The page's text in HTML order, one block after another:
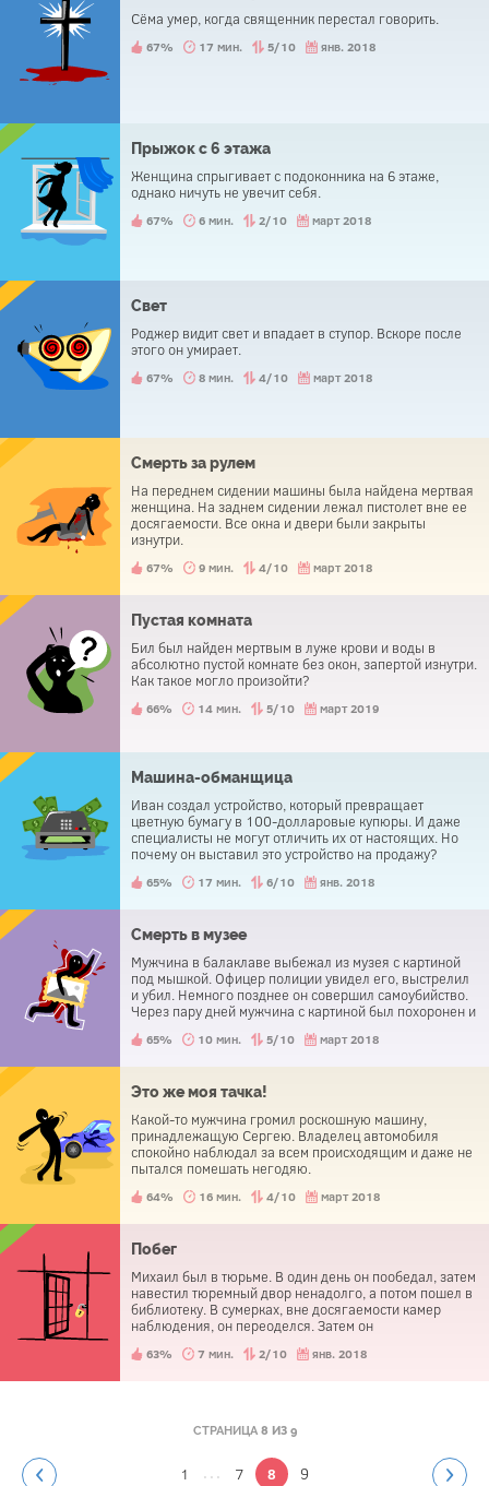
Сёма умер, когда священник перестал говорить.
67% 17 мин. 5/10 янв. 2018
Прыжок с 6 этажа
Женщина cпрыгивает с подоконника на 6 этаже,
однако ничуть не увечит себя.
67% 6 мин. 2/10 март 2018
Свет
Роджер видит свет и впадает в ступор. Вскоре после
этого он умирает.
67% 8 мин. 4/10 март 2018
Смерть за рулем
На переднем сидении машины была найдена мертвая
женщина. На заднем сидении лежал пистолет вне ее
досягаемости. Все окна и двери были закрыты
изнутри.
67% 9 мин. 4/10 март 2018
Пустая комната
Бил был найден мертвым в луже крови и воды в
абсолютно пустой комнате без окон, запертой изнутри.
Как такое могло произойти?
66% 14 мин. 5/10 март 2019
Машина-обманщица
Иван создал устройство, который превращает
цветную бумагу в 100-долларовые купюры. И даже
специалисты не могут отличить их от настоящих. Но
почему он выставил это устройство на продажу?
65% 17 мин. 6/10 янв. 2018
Смерть в музее
Мужчина в балаклаве выбежал из музея с картиной
под мышкой. Офицер полиции увидел его, выстрелил
и убил. Немного позднее он совершил самоубийство.
Через пару дней мужчина с картиной был похоронен и
65% 10 мин. 5/10 март 2018
Это же моя тачка!
Какой-то мужчина громил роскошную машину,
принадлежащую Сергею. Владелец автомобиля
спокойно наблюдал за всем происходящим и даже не
пытался помешать негодяю.
64% 16 мин. 4/10 март 2018
Побег
Михаил был в тюрьме. В один день он пообедал, затем
навестил тюремный двор ненадолго, а потом пошел в
библиотеку. В сумерках, вне досягаемости камер
наблюдения, он переоделся. Затем он
получилось?
63% 7 мин. 2/10 янв. 2018
СТРАНИЦА 8 ИЗ 9
1 ... 7 8 9